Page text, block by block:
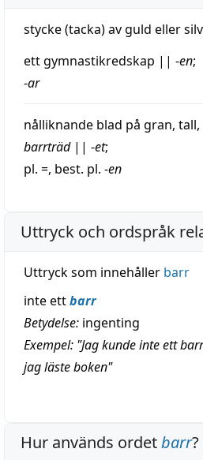
stycke(tacka) avguld eller
ettgymnastikredskap || -en;
-ar
nålliknande blad på gran, tall
barrträd|| -et;
pl. =, best. pl. -en
Uttryck och ordspråk
Uttryck som innehåller barr
inte ettbarr
Betydelse: ingenting
Exempel: "Jag kunde inte ett
jag läste boken"
Hur används ordetbarr?